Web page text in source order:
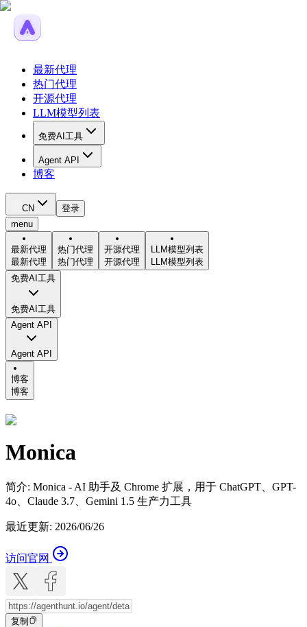
最新代理
热门代理
开源代理
LLM模型列表
免费AI工具
Agent API
博客
CN
登录
menu
最新代理
最新代理
热门代理
热门代理
开源代理
开源代理
LLM模型列表
LLM模型列表
免费AI工具
免费AI工具
Agent API
Agent API
博客
博客
Monica
简介: Monica - AI 助手及 Chrome 扩展，用于 ChatGPT、GPT-
4o、Claude 3.7、Gemini 1.5 生产力工具
最近更新: 2026/06/26
访问官网
复制